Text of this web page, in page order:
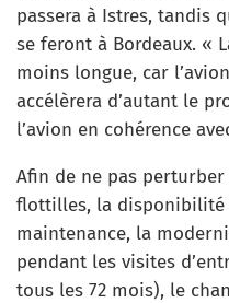
passera à Istres, tandis
se feront à Bordeaux. «
moins longue, car
accélèrera d’autant le
l’avion en cohérence
Afin de ne pas
flottilles, la disponibilité
maintenance, la
pendant les visites
tous les 72 mois), le